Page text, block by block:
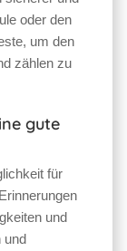
oder den
um den
zählen zu
gute
für
und
und